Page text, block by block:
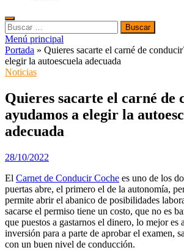
Buscar:
Menú principal
Portada » Quieres sacarte el carné de
elegir la autoescuela adecuada
Noticias
Quieres sacarte el carné de
ayudamos a elegir la
adecuada
28/10/2022
El Carnet de Conducir Coche es uno de los
puertas abre, el primero el de la autonomía,
permite abrir el abanico de posibilidades
sacarse el permiso tiene un costo, que no es
que puestos a gastarnos el dinero, lo mejor es
inversión para a parte de aprobar el examen,
con un buen nivel de conducción.